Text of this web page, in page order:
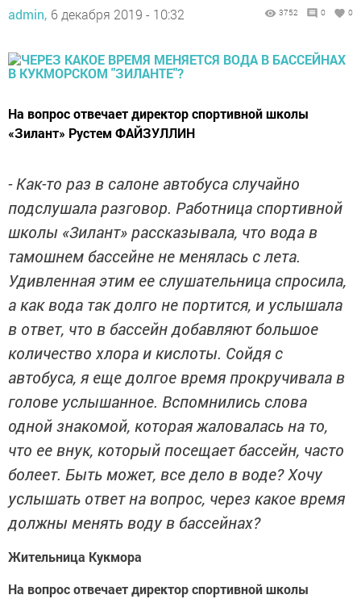
admin, 6 декабря 2019 - 10:32 3752 0 0
На вопрос отвечает директор спортивной школы
«Зилант» Рустем ФАЙЗУЛЛИН
- Как-то раз в салоне автобуса случайно
подслушала разговор. Работница спортивной
школы «Зилант» рассказывала, что вода в
тамошнем бассейне не менялась с лета.
Удивленная этим ее слушательница спросила,
а как вода так долго не портится, и услышала
в ответ, что в бассейн добавляют большое
количество хлора и кислоты. Сойдя с
автобуса, я еще долгое время прокручивала в
голове услышанное. Вспомнились слова
одной знакомой, которая жаловалась на то,
что ее внук, который посещает бассейн, часто
болеет. Быть может, все дело в воде? Хочу
услышать ответ на вопрос, через какое время
должны менять воду в бассейнах?
Жительница Кукмора
На вопрос отвечает директор спортивной школы